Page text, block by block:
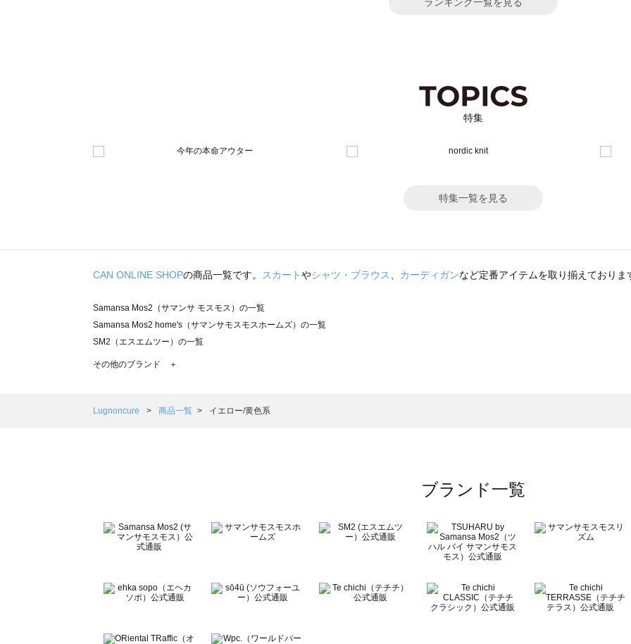
ランキング一覧を見る
特集
特集一覧を見る
CAN ONLINE SHOPの商品一覧です。 スカートやシャツ・ブラウス、 カーディガンなど定番アイテムを取り揃えておりま
Samansa Mos2（サマンサ モスモス）の一覧
Samansa Mos2 home's（サマンサモスモスホームズ）の一覧
SM2（エスエムツー）の一覧
TSUHARU by Samansa Mos2（ツハルバイサマンサモスモス）の一覧
Samansa Mos2 Lagom（サマンサモスモス ラーゴム）の一覧
BETTY'S BLUE（べティーズブルー）の一覧
Wpc.（ワールドパーティー）の一覧
その他のブランド ＋
Lugnoncure 商品一覧 イエロー/黄色系
ブランド一覧